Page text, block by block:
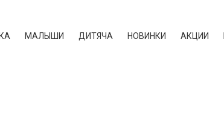
МАЛЫШИ ДИТЯЧА НОВИНКИ АКЦИИ